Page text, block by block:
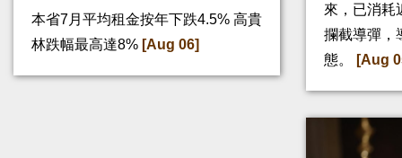
本省7月平均租金按年下跌4.5% 高貴
林跌幅最高達8% [Aug 06]
來，已消耗
攔截導彈，
態。
[Aug